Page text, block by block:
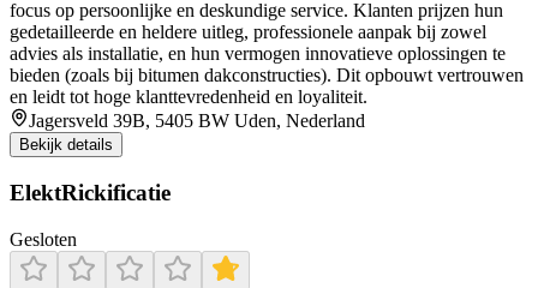
focus op persoonlijke en deskundige service. Klanten prijzen hun
gedetailleerde en heldere uitleg, professionele aanpak bij zowel
advies als installatie, en hun vermogen innovatieve oplossingen te
bieden (zoals bij bitumen dakconstructies). Dit opbouwt vertrouwen
en leidt tot hoge klanttevredenheid en loyaliteit.
Jagersveld 39B, 5405 BW Uden, Nederland
Bekijk details
ElektRickificatie
Gesloten